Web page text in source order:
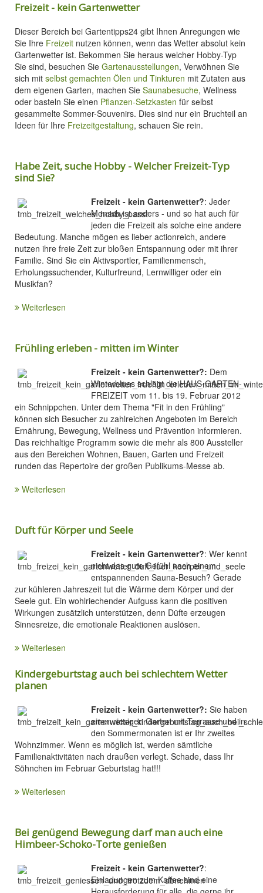
Freizeit - kein Gartenwetter
Dieser Bereich bei Gartentipps24 gibt Ihnen Anregungen wie
Sie Ihre Freizeit nutzen können, wenn das Wetter absolut kein
Gartenwetter ist. Bekommen Sie heraus welcher Hobby-Typ
Sie sind, besuchen Sie Gartenausstellungen, Verwöhnen Sie
sich mit selbst gemachten Ölen und Tinkturen mit Zutaten aus
dem eigenen Garten, machen Sie Saunabesuche, Wellness
oder basteln Sie einen Pflanzen-Setzkasten für selbst
gesammelte Sommer-Souvenirs. Dies sind nur ein Bruchteil an
Ideen für Ihre Freizeitgestaltung, schauen Sie rein.
Habe Zeit, suche Hobby - Welcher Freizeit-Typ
sind Sie?
Freizeit - kein Gartenwetter?: Jeder
Mensch ist anders - und so hat auch für
jeden die Freizeit als solche eine andere
Bedeutung. Manche mögen es lieber actionreich, andere
nutzen ihre freie Zeit zur bloßen Entspannung oder mit ihrer
Familie. Sind Sie ein Aktivsportler, Familienmensch,
Erholungssuchender, Kulturfreund, Lernwilliger oder ein
Musikfan?
Weiterlesen
Frühling erleben - mitten im Winter
Freizeit - kein Gartenwetter?: Dem
Winterblues schlägt die HAUS-GARTEN-
FREIZEIT vom 11. bis 19. Februar 2012
ein Schnippchen. Unter dem Thema "Fit in den Frühling"
können sich Besucher zu zahlreichen Angeboten im Bereich
Ernährung, Bewegung, Wellness und Prävention informieren.
Das reichhaltige Programm sowie die mehr als 800 Aussteller
aus den Bereichen Wohnen, Bauen, Garten und Freizeit
runden das Repertoire der großen Publikums-Messe ab.
Weiterlesen
Duft für Körper und Seele
Freizeit - kein Gartenwetter?: Wer kennt
nicht das gute Gefühl nach einem
entspannenden Sauna-Besuch? Gerade
zur kühleren Jahreszeit tut die Wärme dem Körper und der
Seele gut. Ein wohlriechender Aufguss kann die positiven
Wirkungen zusätzlich unterstützen, denn Düfte erzeugen
Sinnesreize, die emotionale Reaktionen auslösen.
Weiterlesen
Kindergeburtstag auch bei schlechtem Wetter
planen
Freizeit - kein Gartenwetter?: Sie haben
einen riesigen Garten mit Terrasse und in
den Sommermonaten ist er Ihr zweites
Wohnzimmer. Wenn es möglich ist, werden sämtliche
Familienaktivitäten nach draußen verlegt. Schade, dass Ihr
Söhnchen im Februar Geburtstag hat!!!
Weiterlesen
Bei genügend Bewegung darf man auch eine
Himbeer-Schoko-Torte genießen
Freizeit - kein Gartenwetter?:
Einladungen zum Kaffee sind eine